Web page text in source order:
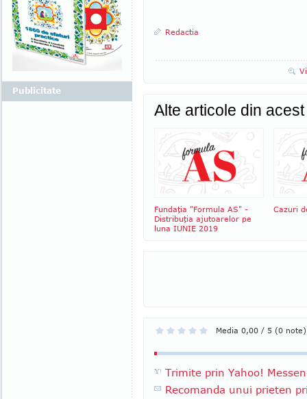
Redactia
Alte articole din
Fundaţia "Formula AS" -
Distribuţia ajutoarelor pe
luna IUNIE 2019
Cazuri
Media 0,00 / 5 (0 note)
Trimite prin Yahoo!
Recomanda unui prieten
Publicitate